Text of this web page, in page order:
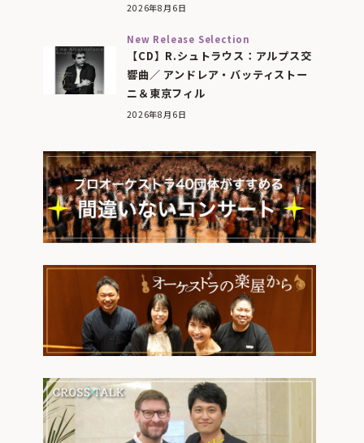
2026年8月6日
New Release Selection
【CD】R.シュトラウス：アルプス交
響曲／ アンドレア・バッティストー
ニ＆東京フィル
2026年8月6日